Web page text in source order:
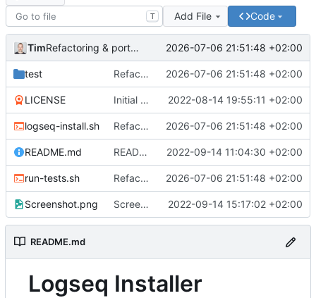
T Add File Code
Tim Refactoring & portable Testpfade 2026-07-06 21:51:48 +02:00
test Refactoring & portable Testpfade 2026-07-06 21:51:48 +02:00
LICENSE Initial commit 2022-08-14 19:55:11 +02:00
logseq-install.sh Refactoring & portable Testpfade 2026-07-06 21:51:48 +02:00
README.md README um Hinweis auf symbolischen Link ergänzt 2022-09-14 11:04:30 +02:00
run-tests.sh Refactoring & portable Testpfade 2026-07-06 21:51:48 +02:00
Screenshot.png Screenshot erneuert 2022-09-14 15:17:02 +02:00
README.md
Logseq Installer